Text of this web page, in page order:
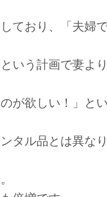
ており、「夫婦
いう計画で妻よ
が欲しい！」と
タル品とは異な